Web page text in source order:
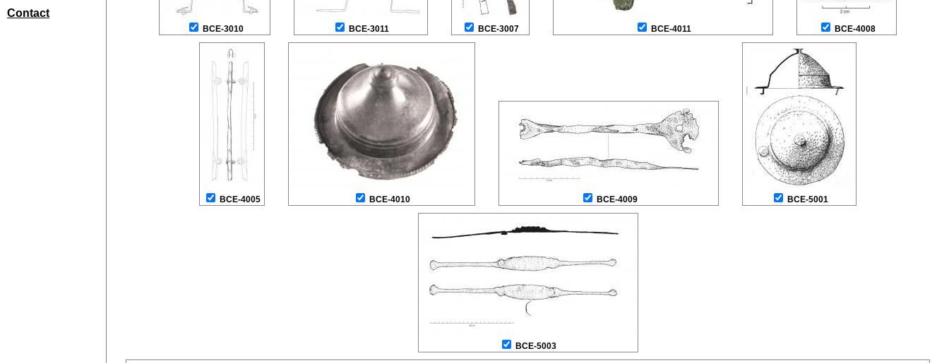
Contact
BCE-3010 BCE-3011 BCE-3007 BCE-4011 BCE-4008
BCE-4005 BCE-4010 BCE-4009 BCE-5001
BCE-5003